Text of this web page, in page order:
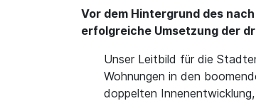
Vor dem Hintergrund des
erfolgreiche Umsetzung der
Unser Leitbild für die
Wohnungen in den
doppelten